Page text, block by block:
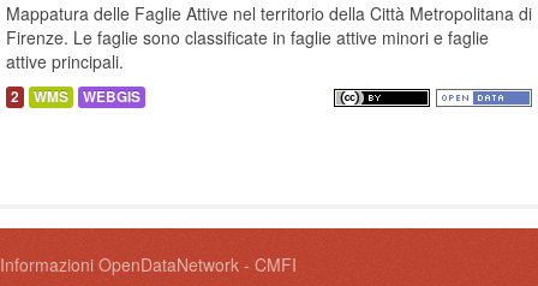
Mappatura delle Faglie Attive nel territorio della Città Metropolitana di
Firenze. Le faglie sono classificate in faglie attive minori e faglie
attive principali.
2 WMS WEBGIS
Informazioni OpenDataNetwork - CMFI